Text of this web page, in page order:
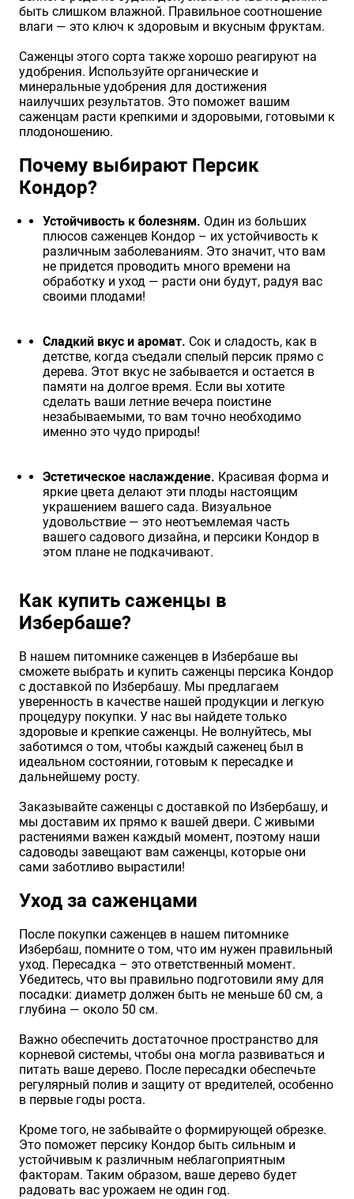
быть слишком влажной. Правильное соотношение
влаги — это ключ к здоровым и вкусным фруктам.
Саженцы этого сорта также хорошо реагируют на
удобрения. Используйте органические и
минеральные удобрения для достижения
наилучших результатов. Это поможет вашим
саженцам расти крепкими и здоровыми, готовыми к
плодоношению.
Почему выбирают Персик
Кондор?
Устойчивость к болезням. Один из больших
плюсов саженцев Кондор – их устойчивость к
различным заболеваниям. Это значит, что вам
не придется проводить много времени на
обработку и уход — расти они будут, радуя вас
своими плодами!
Сладкий вкус и аромат. Сок и сладость, как в
детстве, когда съедали спелый персик прямо с
дерева. Этот вкус не забывается и остается в
памяти на долгое время. Если вы хотите
сделать ваши летние вечера поистине
незабываемыми, то вам точно необходимо
именно это чудо природы!
Эстетическое наслаждение. Красивая форма и
яркие цвета делают эти плоды настоящим
украшением вашего сада. Визуальное
удовольствие — это неотъемлемая часть
вашего садового дизайна, и персики Кондор в
этом плане не подкачивают.
Как купить саженцы в
Избербаше?
В нашем питомнике саженцев в Избербаше вы
сможете выбрать и купить саженцы персика Кондор
с доставкой по Избербашу. Мы предлагаем
уверенность в качестве нашей продукции и легкую
процедуру покупки. У нас вы найдете только
здоровые и крепкие саженцы. Не волнуйтесь, мы
заботимся о том, чтобы каждый саженец был в
идеальном состоянии, готовым к пересадке и
дальнейшему росту.
Заказывайте саженцы с доставкой по Избербашу, и
мы доставим их прямо к вашей двери. С живыми
растениями важен каждый момент, поэтому наши
садоводы завещают вам саженцы, которые они
сами заботливо вырастили!
Уход за саженцами
После покупки саженцев в нашем питомнике
Избербаш, помните о том, что им нужен правильный
уход. Пересадка – это ответственный момент.
Убедитесь, что вы правильно подготовили яму для
посадки: диаметр должен быть не меньше 60 см, а
глубина — около 50 см.
Важно обеспечить достаточное пространство для
корневой системы, чтобы она могла развиваться и
питать ваше дерево. После пересадки обеспечьте
регулярный полив и защиту от вредителей, особенно
в первые годы роста.
Кроме того, не забывайте о формирующей обрезке.
Это поможет персику Кондор быть сильным и
устойчивым к различным неблагоприятным
факторам. Таким образом, ваше дерево будет
радовать вас урожаем не один год.